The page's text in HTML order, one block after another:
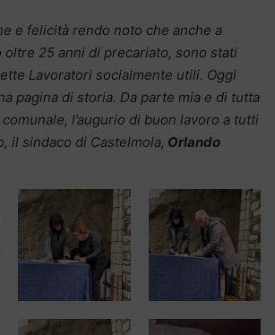
e felicità rendo noto che anche a
oltre 25 anni di precariato, sono stati
Lavoratori socialmente utili. Oggi
pagina di storia. Da parte mia e di tutta
comunale, l’augurio di buon lavoro a tutti
il sindaco di Castelmola, Orlando